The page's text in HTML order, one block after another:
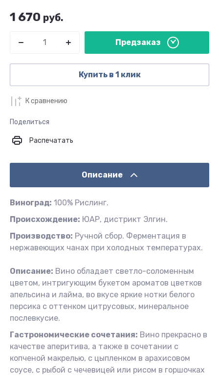
1 670 руб.
Предзаказ
Купить в 1 клик
К сравнению
Поделиться
Распечатать
Описание
Виноград: 100% Рислинг.
Происхождение: ЮАР, дистрикт Элгин.
Производство: Ручной сбор. Ферментация в
нержавеющих чанах при холодных температурах.
Описание: Вино обладает светло-соломенным
цветом, интригующим букетом ароматов цветков
апельсина и лайма, во вкусе яркие нотки белого
персика с оттенком цитрусовых, минеральное
послевкусие.
Гастрономические сочетания: Вино прекрасно в
качестве аперитива, а также в сочетании с
копченой макрелью, с цыпленком в арахисовом
соусе, с рыбой с чечевицей или рисом в горшочках